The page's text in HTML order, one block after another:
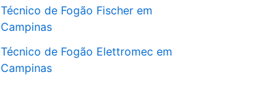
Técnico de Fogão Fischer em
Campinas
Técnico de Fogão Elettromec em
Campinas